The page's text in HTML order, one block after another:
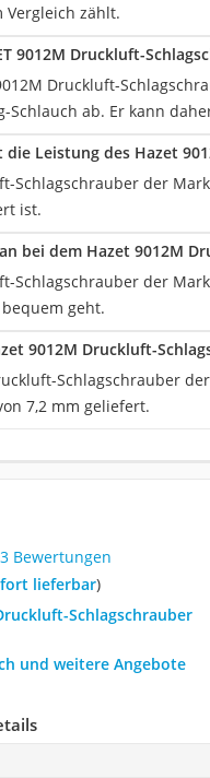
Vergleich zählt.
9012M Druckluft-
Druckluft-
Schlauch ab. Er kann
die Leistung des Hazet
Schlagschrauber der
ist.
bei dem Hazet 9012M
Schlagschrauber der
geht.
9012M Druckluft-
Schlagschrauber
7,2 mm geliefert.
Bewertungen
lieferbar)
Schlagschrauber
und weitere Angebote